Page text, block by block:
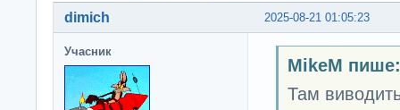
2025-08-21 01:05:23
dimich
Учасник
MikeM пише:
Там